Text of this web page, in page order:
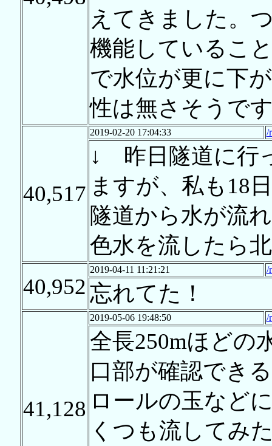
えてきました。
機能しているこ
で水位が更に下
性は無さそうで
40,517
2019-02-20 17:04:33 /
↓ 昨日隧道に行
ますが、私も18
隧道から水が流
色水を流したら
40,952
2019-04-11 11:21:21 /
忘れてた！
41,128
2019-05-06 19:48:50 /
全長250mほどの
口部が確認でき
ロールの玉など
くつも流してみ